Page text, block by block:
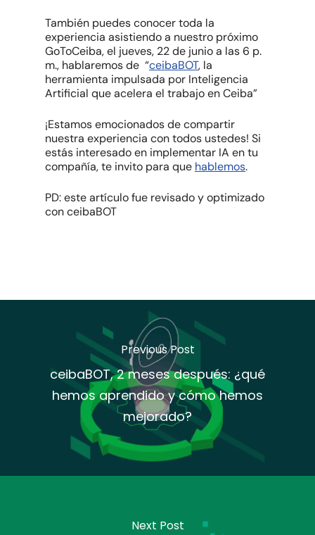
También puedes conocer toda la
experiencia asistiendo a nuestro próximo
GoToCeiba, el jueves, 22 de junio a las 6 p.
m., hablaremos de “ceibaBOT, la
herramienta impulsada por Inteligencia
Artificial que acelera el trabajo en Ceiba”
¡Estamos emocionados de compartir
nuestra experiencia con todos ustedes! Si
estás interesado en implementar IA en tu
compañía, te invito para que hablemos.
PD: este artículo fue revisado y optimizado
con ceibaBOT
Previous Post
ceibaBOT, 2 meses después: ¿qué
hemos aprendido y cómo hemos
mejorado?
Next Post